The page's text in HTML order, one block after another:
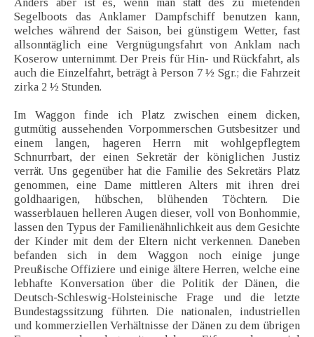
Anders aber ist es, wenn man statt des zu mietenden
Segelboots das Anklamer Dampfschiff benutzen kann,
welches während der Saison, bei günstigem Wetter, fast
allsonntäglich eine Vergnügungsfahrt von Anklam nach
Koserow unternimmt. Der Preis für Hin- und Rückfahrt, als
auch die Einzelfahrt, beträgt à Person 7 ½ Sgr.; die Fahrzeit
zirka 2 ½ Stunden.
Im Waggon finde ich Platz zwischen einem dicken,
gutmütig aussehenden Vorpommerschen Gutsbesitzer und
einem langen, hageren Herrn mit wohlgepflegtem
Schnurrbart, der einen Sekretär der königlichen Justiz
verrät. Uns gegenüber hat die Familie des Sekretärs Platz
genommen, eine Dame mittleren Alters mit ihren drei
goldhaarigen, hübschen, blühenden Töchtern. Die
wasserblauen helleren Augen dieser, voll von Bonhommie,
lassen den Typus der Familienähnlichkeit aus dem Gesichte
der Kinder mit dem der Eltern nicht verkennen. Daneben
befanden sich in dem Waggon noch einige junge
Preußische Offiziere und einige ältere Herren, welche eine
lebhafte Konversation über die Politik der Dänen, die
Deutsch-Schleswig-Holsteinische Frage und die letzte
Bundestagssitzung führten. Die nationalen, industriellen
und kommerziellen Verhältnisse der Dänen zu dem übrigen